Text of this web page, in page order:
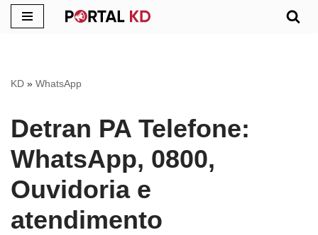
conteúdo
KD » WhatsApp
Detran PA Telefone:
WhatsApp, 0800,
Ouvidoria e
atendimento